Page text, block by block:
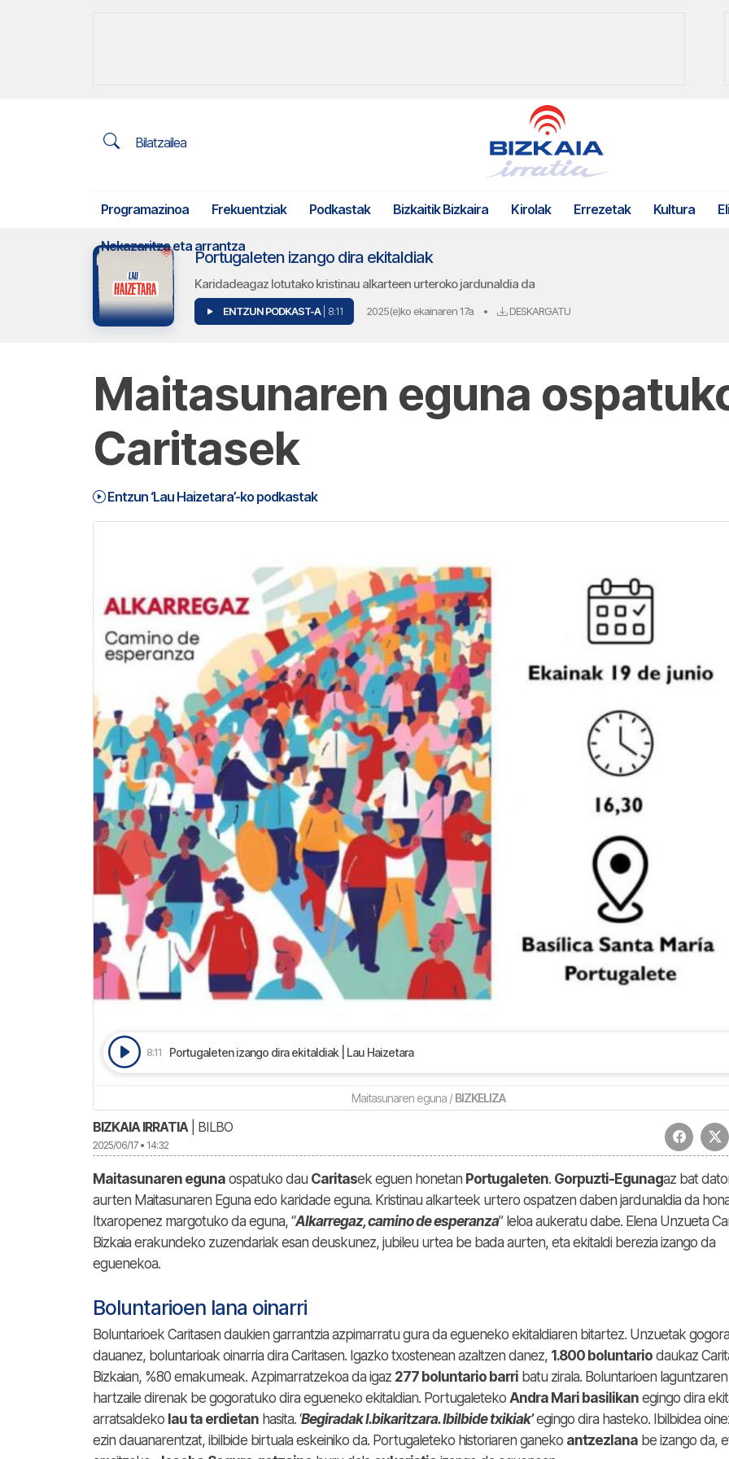
Bilatzailea
Programazinoa Frekuentziak Podkastak Bizkaitik Bizkaira Kirolak Errezetak Kultura
Nekazaritza eta arrantza
Portugaleten izango dira ekitaldiak
Karidadeagaz lotutako kristinau alkarteen urteroko jardunaldia da
ENTZUN PODKAST-A | 8:11 2025(e)ko ekainaren 17a • DESKARGATU
Maitasunaren eguna
Caritasek
Entzun ‘Lau Haizetara’-ko podkastak
8:11 Portugaleten izango dira ekitaldiak | Lau Haizetara
Maitasunaren eguna /BIZKELIZA
BIZKAIA IRRATIA | BILBO
2025/06/17 • 14:32
Maitasunaren eguna ospatuko dau Caritasek eguen honetan Portugaleten. Gorpuzti-Egunagaz bat
aurten Maitasunaren Eguna edo karidade eguna. Kristinau alkarteek urtero ospatzen daben jardunaldia da
Itxaropenez margotuko da eguna, “Alkarregaz, camino de esperanza” leloa aukeratu dabe. Elena Unzueta
Bizkaia erakundeko zuzendariak esan deuskunez, jubileu urtea be bada aurten, eta ekitaldi berezia izango da
eguenekoa.
Boluntarioen lana oinarri
Boluntarioek Caritasen daukien garrantzia azpimarratu gura da egueneko ekitaldiaren bitartez. Unzuetak
dauanez, boluntarioak oinarria dira Caritasen. Igazko txostenean azaltzen danez, 1.800 boluntario daukaz
Bizkaian, %80 emakumeak. Azpimarratzekoa da igaz 277 boluntario barri batu zirala. Boluntarioen laguntzaren
hartzaile direnak be gogoratuko dira egueneko ekitaldian. Portugaleteko Andra Mari basilikan egingo dira
arratsaldeko lau ta erdietan hasita. ‘Begiradak I.bikaritzara. Ibilbide txikiak’egingo dira hasteko. Ibilbidea
ezin dauanarentzat, ibilbide birtuala eskeiniko da. Portugaleteko historiaren ganeko antzezlana be izango da,